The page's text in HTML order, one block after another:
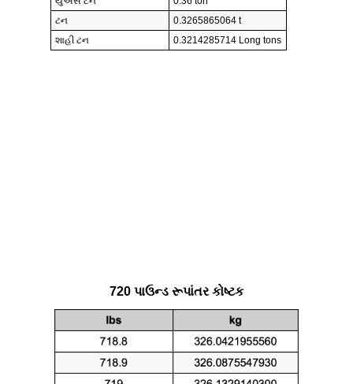
ટન
0.3265865064 t
શાહી ટન
0.3214285714 Long tons
720 પાઉન્ડ રૂપાંતર કોષ્ટક